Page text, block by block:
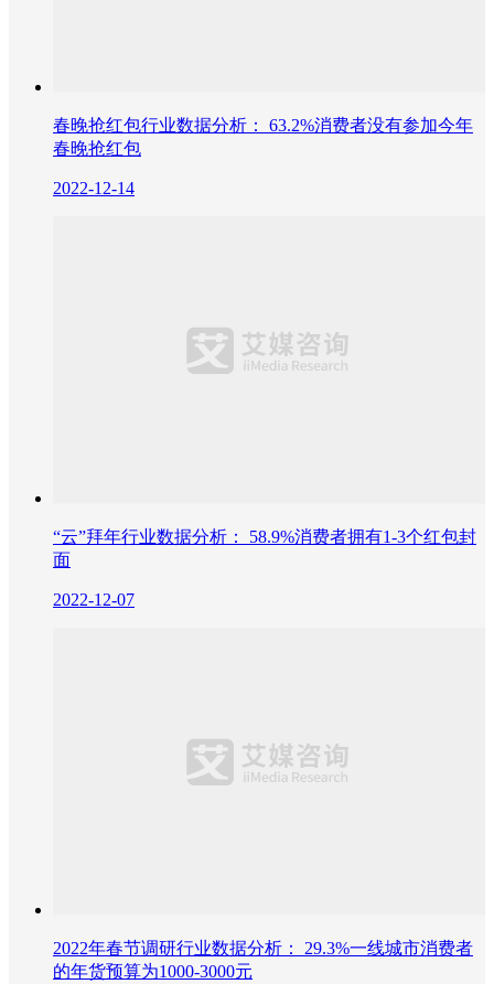
春晚抢红包行业数据分析： 63.2%消费者没有参加今年
春晚抢红包
2022-12-14
“云”拜年行业数据分析： 58.9%消费者拥有1-3个红包封
面
2022-12-07
2022年春节调研行业数据分析： 29.3%一线城市消费者
的年货预算为1000-3000元